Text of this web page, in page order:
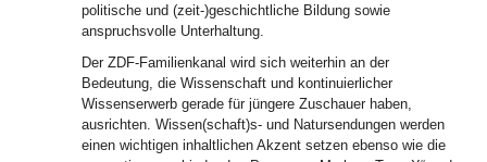
politische und (zeit-)geschichtliche Bildung sowie
anspruchsvolle Unterhaltung.
Der ZDF-Familienkanal wird sich weiterhin an der
Bedeutung, die Wissenschaft und kontinuierlicher
Wissenserwerb gerade für jüngere Zuschauer haben,
ausrichten. Wissen(schaft)s- und Natursendungen werden
einen wichtigen inhaltlichen Akzent setzen ebenso wie die